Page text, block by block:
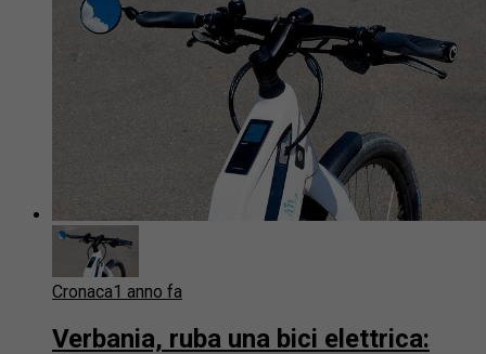
Cronaca1 anno fa
Verbania, ruba una bici elettrica: